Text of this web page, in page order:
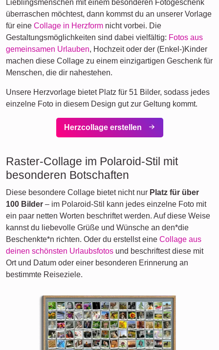
Lieblingsmenschen mit einem besonderen Fotogeschenk
überraschen möchtest, dann kommst du an unserer Vorlage
für eine Collage in Herzform nicht vorbei. Die
Gestaltungsmöglichkeiten sind dabei vielfältig: Fotos aus
gemeinsamen Urlauben, Hochzeit oder der (Enkel-)Kinder
machen diese Collage zu einem einzigartigen Geschenk für
Menschen, die dir nahestehen.
Unsere Herzvorlage bietet Platz für 51 Bilder, sodass jedes
einzelne Foto in diesem Design gut zur Geltung kommt.
Herzcollage erstellen
Raster-Collage im Polaroid-Stil mit
besonderen Botschaften
Diese besondere Collage bietet nicht nur Platz für über
100 Bilder – im Polaroid-Stil kann jedes einzelne Foto mit
ein paar netten Worten beschriftet werden. Auf diese Weise
kannst du liebevolle Grüße und Wünsche an den*die
Beschenkte*n richten. Oder du erstellst eine Collage aus
deinen schönsten Urlaubsfotos und beschriftest diese mit
Ort und Datum oder einer besonderen Erinnerung an
bestimmte Reiseziele.